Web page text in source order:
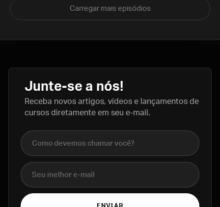
Carregar mais episódios
Junte-se a nós!
Receba novos artigos, vídeos e lançamentos de
cursos diretamente em seu e-mail.
Nome completo
E-mail